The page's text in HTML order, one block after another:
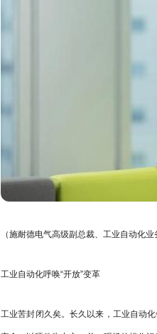
（施耐德电气高级副总裁、工业自动化业
工业自动化呼唤“开放”变革
工业苦封闭久矣。长久以来，工业自动